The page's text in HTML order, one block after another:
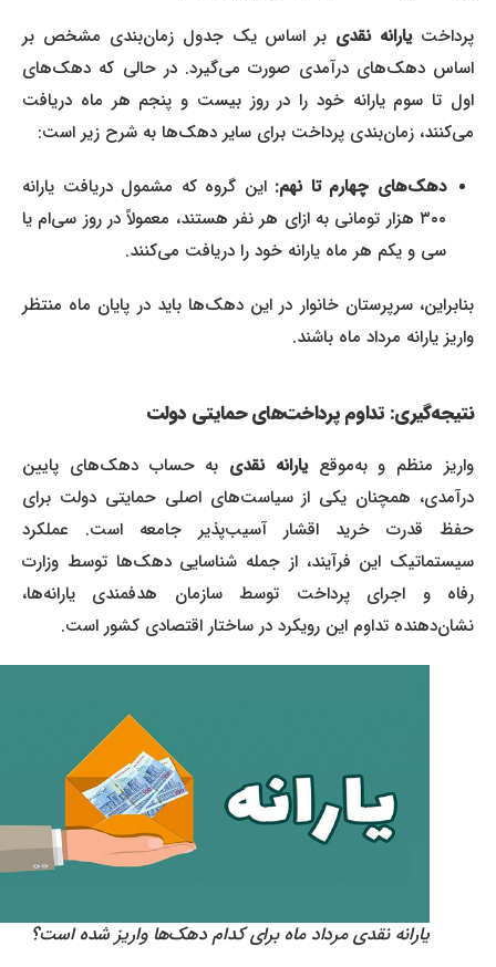
پرداختیارانه نقدیبر اساس یک جدول زمان‌بندی مشخص بر
اساس دهک‌های درآمدی صورت می‌گیرد. در حالی که دهک‌های
اول تا سوم یارانه خود را در روز بیست و پنجم هر ماه دریافت
می‌کنند، زمان‌بندی پرداخت برای سایر دهک‌ها به شرح زیر است:
دهک‌های چهارم تا نهم:این گروه که مشمول دریافت یارانه
۳۰۰ هزار تومانی به ازای هر نفر هستند، معمولاً در روز سی‌ام یا
سی و یکم هر ماه یارانه خود را دریافت می‌کنند.
بنابراین، سرپرستان خانوار در این دهک‌ها باید در پایان ماه منتظر
واریز یارانه مرداد ماه باشند.
نتیجه‌گیری: تداوم پرداخت‌های حمایتی دولت
واریز منظم و به‌موقعیارانه نقدیبه حساب دهک‌های پایین
درآمدی، همچنان یکی از سیاست‌های اصلی حمایتی دولت برای
حفظ قدرت خرید اقشار آسیب‌پذیر جامعه است. عملکرد
سیستماتیک این فرآیند، از جمله شناسایی دهک‌ها توسط وزارت
رفاه و اجرای پرداخت توسط سازمان هدفمندی یارانه‌ها،
نشان‌دهنده تداوم این رویکرد در ساختار اقتصادی کشور است.
یارانه نقدی مرداد ماه برای کدام دهک‌ها واریز شده است؟